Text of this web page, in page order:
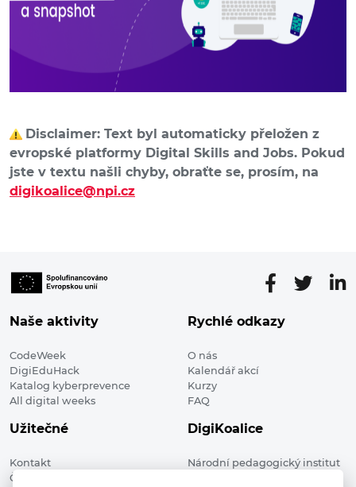
Disclaimer: Text byl automaticky přeložen z
evropské platformy Digital Skills and Jobs. Pokud
jste v textu našli chyby, obraťte se, prosím, na
digikoalice@npi.cz
Naše aktivity
CodeWeek
DigiEduHack
Katalog kyberprevence
All digital weeks
Rychlé odkazy
O nás
Kalendář akcí
Kurzy
FAQ
Užitečné
Kontakt
Členské organizace
DigiKoalice
Národní pedagogický institut